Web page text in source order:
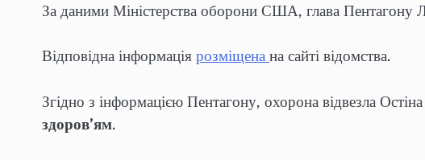
За даними Міністерства оборони США, глава Пентагону
Відповідна інформація розміщена на сайті відомства.
Згідно з інформацією Пентагону, охорона відвезла
здоров’ям.